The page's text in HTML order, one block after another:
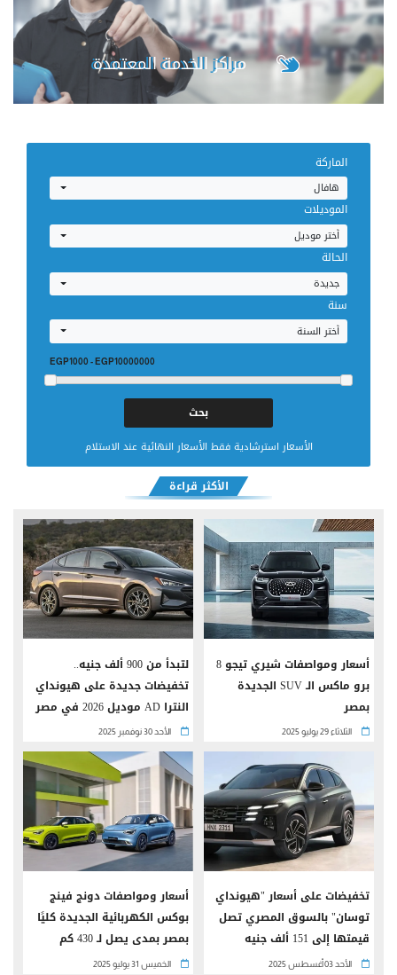
مراكز الخدمة المعتمدة
الماركة
هافال
الموديلات
أختر موديل
الحالة
جديدة
سنة
أختر السنة
EGP1000 - EGP10000000
الأسعار استرشادية فقط الأسعار النهائية عند الاستلام
الأكثر قراءة
أسعار ومواصفات شيري تيجو 8
برو ماكس الـ SUV الجديدة
بمصر
الثلاثاء 29 يوليو 2025
لتبدأ من 900 ألف جنيه..
تخفيضات جديدة على هيونداي
النترا AD موديل 2026 في مصر
الأحد 30 نوفمبر 2025
تخفيضات على أسعار "هيونداي
توسان" بالسوق المصري تصل
قيمتها إلى 151 ألف جنيه
الأحد 03 أغسطس 2025
أسعار ومواصفات دونج فينج
بوكس الكهربائية الجديدة كليًا
بمصر بمدى يصل لـ 430 كم
الخميس 31 يوليو 2025